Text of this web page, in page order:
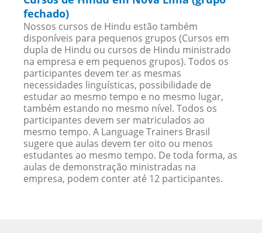
fechado)
Nossos cursos de Hindu estão também
disponíveis para pequenos grupos (Cursos em
dupla de Hindu ou cursos de Hindu ministrado
na empresa e em pequenos grupos). Todos os
participantes devem ter as mesmas
necessidades linguísticas, possibilidade de
estudar ao mesmo tempo e no mesmo lugar,
também estando no mesmo nível. Todos os
participantes devem ser matriculados ao
mesmo tempo. A Language Trainers Brasil
sugere que aulas devem ter oito ou menos
estudantes ao mesmo tempo. De toda forma, as
aulas de demonstração ministradas na
empresa, podem conter até 12 participantes.